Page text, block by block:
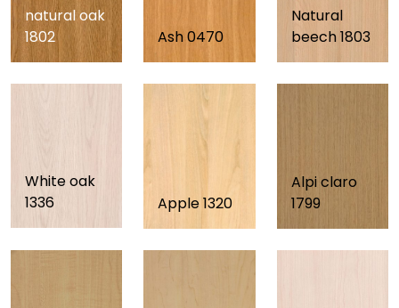
natural oak
1802
Ash 0470
Natural
beech 1803
White oak
1336
Apple 1320
Alpi claro
1799